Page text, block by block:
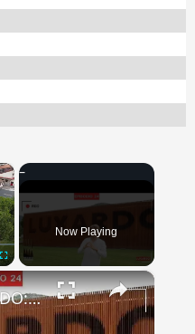
×
Fullscreen
Now Playing
×
MUSEO LUXARDO: Un Viaggio nel Tempo e nel Gusto